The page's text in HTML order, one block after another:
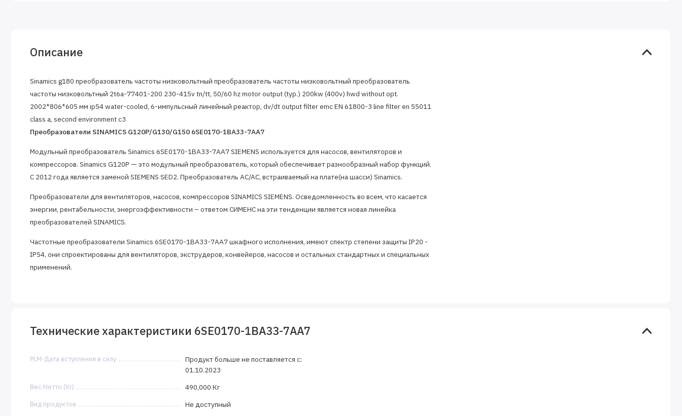
Описание
Sinamics g180 преобразователь частоты низковольтный преобразователь частоты низковольтный преобразователь
частоты низковольтный 2t6a-77401-200 230-415v tn/tt, 50/60 hz motor output (typ.) 200kw (400v) hwd without opt.
2002*806*605 мм ip54 water-cooled, 6-импульсный линейный реактор, dv/dt output filter emc EN 61800-3 line filter en 55011
class a, second environment c3
Преобразователи SINAMICS G120P/G130/G150 6SE0170-1BA33-7AA7
Модульный преобразователь Sinamics 6SE0170-1BA33-7AA7 SIEMENS используется для насосов, вентиляторов и
компрессоров. Sinamics G120P — это модульный преобразователь, который обеспечивает разнообразный набор функций.
С 2012 года является заменой SIEMENS SED2. Преобразователь AC/AC, встраиваемый на плате(на шасси) Sinamics.
Преобразователи для вентиляторов, насосов, компрессоров SINAMICS SIEMENS. Осведомленность во всем, что касается
энергии, рентабельности, энергоэффективности – ответом СИМЕНС на эти тенденции является новая линейка
преобразователей SINAMICS.
Частотные преобразователи Sinamics 6SE0170-1BA33-7AA7 шкафного исполнения, имеют спектр степени защиты IP20 -
IP54, они спроектированы для вентиляторов, экструдеров, конвейеров, насосов и остальных стандартных и специальных
применений.
Технические характеристики 6SE0170-1BA33-7AA7
PLM-Дата вступления в силу
Продукт больше не поставляется с:
01.10.2023
Вес Нетто (Кг) 490,000 Кг
Вид продуктов Не доступный